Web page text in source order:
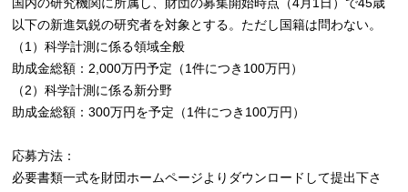
国内の研究機関に所属し、財団の募集開始時点（4月1日）で45歳
以下の新進気鋭の研究者を対象とする。ただし国籍は問わない。
（1）科学計測に係る領域全般
助成金総額：2,000万円予定（1件につき100万円）
（2）科学計測に係る新分野
助成金総額：300万円を予定（1件につき100万円）
応募方法：
必要書類一式を財団ホームページよりダウンロードして提出下さ